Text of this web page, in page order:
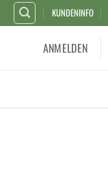
KUNDENINFO
ANMELDEN